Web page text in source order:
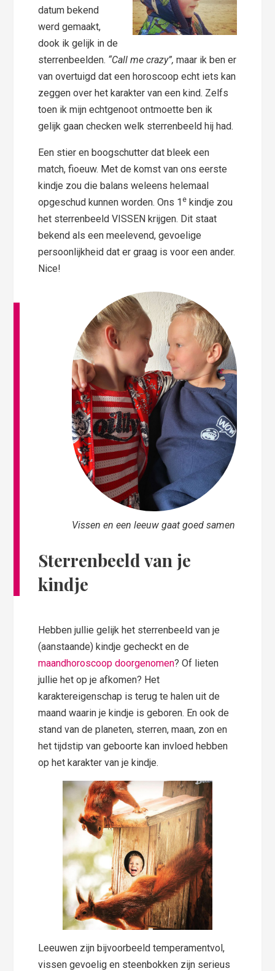
datum bekend
werd gemaakt,
dook ik gelijk in de
sterrenbeelden. “Call me crazy”, maar ik ben er
van overtuigd dat een horoscoop echt iets kan
zeggen over het karakter van een kind. Zelfs
toen ik mijn echtgenoot ontmoette ben ik
gelijk gaan checken welk sterrenbeeld hij had.
Een stier en boogschutter dat bleek een
match, fioeuw. Met de komst van ons eerste
kindje zou die balans weleens helemaal
opgeschud kunnen worden. Ons 1 e kindje zou
het sterrenbeeld VISSEN krijgen. Dit staat
bekend als een meelevend, gevoelige
persoonlijkheid dat er graag is voor een ander.
Nice!
Vissen en een leeuw gaat goed samen
Sterrenbeeld van je
kindje
Hebben jullie gelijk het sterrenbeeld van je
(aanstaande) kindje gecheckt en de
maandhoroscoop doorgenomen? Of lieten
jullie het op je afkomen? Het
karaktereigenschap is terug te halen uit de
maand waarin je kindje is geboren. En ook de
stand van de planeten, sterren, maan, zon en
het tijdstip van geboorte kan invloed hebben
op het karakter van je kindje.
Leeuwen zijn bijvoorbeeld temperamentvol,
vissen gevoelig en steenbokken zijn serieus